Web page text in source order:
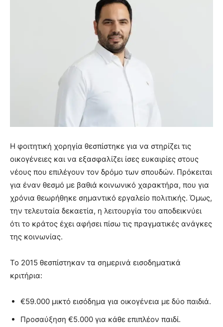
Η φοιτητική χορηγία θεσπίστηκε για να στηρίζει τις
οικογένειες και να εξασφαλίζει ίσες ευκαιρίες στους
νέους που επιλέγουν τον δρόμο των σπουδών. Πρόκειται
για έναν θεσμό με βαθιά κοινωνικό χαρακτήρα, που για
χρόνια θεωρήθηκε σημαντικό εργαλείο πολιτικής. Όμως,
την τελευταία δεκαετία, η λειτουργία του αποδεικνύει
ότι το κράτος έχει αφήσει πίσω τις πραγματικές ανάγκες
της κοινωνίας.
Το 2015 θεσπίστηκαν τα σημερινά εισοδηματικά
κριτήρια:
€59.000 μικτό εισόδημα για οικογένεια με δύο παιδιά.
Προσαύξηση €5.000 για κάθε επιπλέον παιδί.